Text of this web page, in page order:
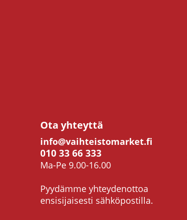
Ota yhteyttä
info@vaihteistomarket.fi
010 33 66 333
Ma-Pe 9.00-16.00
Pyydämme yhteydenottoa
ensisijaisesti sähköpostilla.